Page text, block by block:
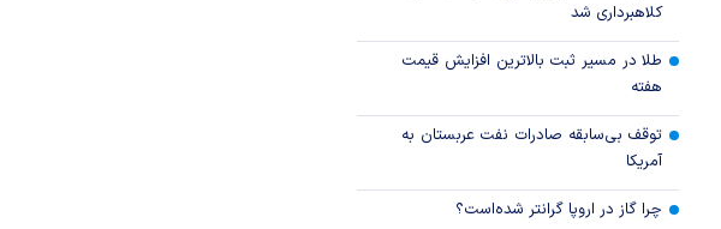
کلاهبرداری شد
طلا در مسیر ثبت بالاترین افزایش قیمت
هفته
توقف بی‌سابقه صادرات نفت عربستان به
آمریکا
چرا گاز در اروپا گرانتر شده‌است؟